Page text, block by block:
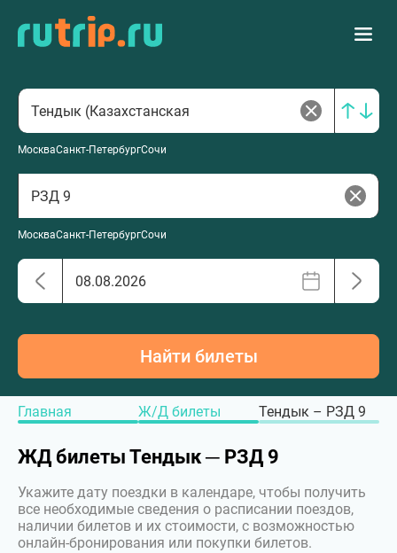
МоскваСанкт-ПетербургСочи
МоскваСанкт-ПетербургСочи
Найти билеты
Главная Ж/Д билеты Тендык – РЗД 9
ЖД билеты Тендык ─ РЗД 9
Укажите дату поездки в календаре, чтобы получить
все необходимые сведения о расписании поездов,
наличии билетов и их стоимости, с возможностью
онлайн-бронирования или покупки билетов.